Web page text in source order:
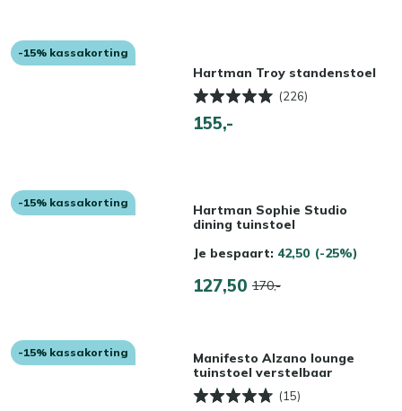
-15% kassakorting
Hartman Troy standenstoel
(226)
155,-
-15% kassakorting
Hartman Sophie Studio
dining tuinstoel
Je bespaart: 42,50 (-25%)
127,50 170,-
-15% kassakorting
Manifesto Alzano lounge
tuinstoel verstelbaar
(15)